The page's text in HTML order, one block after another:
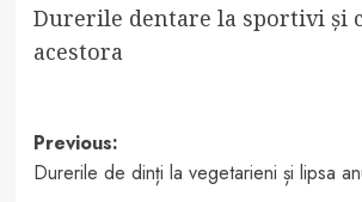
Durerile dentare la sportivi și
acestora
Post
Previous:
Durerile de dinți la vegetarieni și lipsa